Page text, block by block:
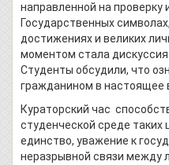
направленной на проверку
Государственных
достижениях и великих
моментом стала
Студенты обсудили, что
гражданином в настоящее
Кураторский час
студенческой среде таких
единство, уважение к
неразрывной связи между